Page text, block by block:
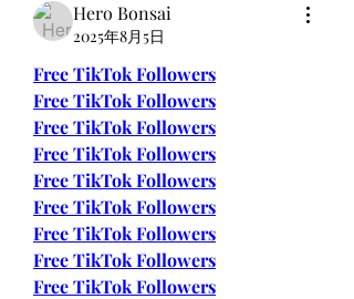
Hero Bonsai
2025年8月5日
Free TikTok Followers
Free TikTok Followers
Free TikTok Followers
Free TikTok Followers
Free TikTok Followers
Free TikTok Followers
Free TikTok Followers
Free TikTok Followers
Free TikTok Followers